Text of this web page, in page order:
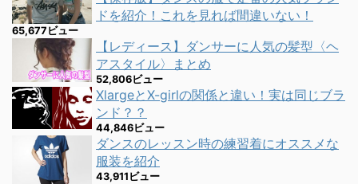
ドを紹介！これを見れば間違いない！
65,677ビュー
【レディース】ダンサーに人気の髪型〈ヘ
アスタイル〉まとめ
52,806ビュー
XlargeとX-girlの関係と違い！実は同じブラ
ンド？？
44,846ビュー
ダンスのレッスン時の練習着にオススメな
服装を紹介
43,911ビュー